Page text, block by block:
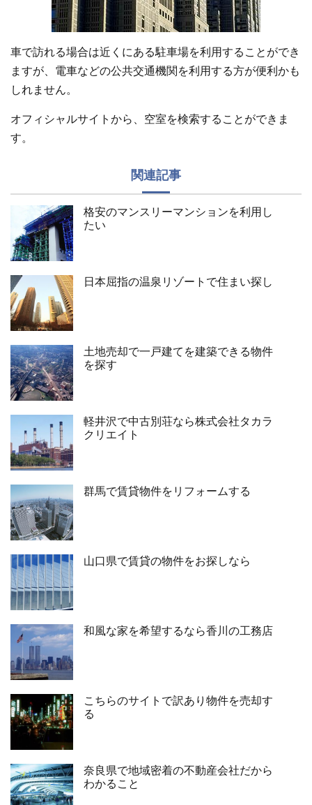
車で訪れる場合は近くにある駐車場を利用することができ
ますが、電車などの公共交通機関を利用する方が便利かも
しれません。
オフィシャルサイトから、空室を検索することができま
す。
関連記事
格安のマンスリーマンションを利用し
たい
日本屈指の温泉リゾートで住まい探し
土地売却で一戸建てを建築できる物件
を探す
軽井沢で中古別荘なら株式会社タカラ
クリエイト
群馬で賃貸物件をリフォームする
山口県で賃貸の物件をお探しなら
和風な家を希望するなら香川の工務店
こちらのサイトで訳あり物件を売却す
る
奈良県で地域密着の不動産会社だから
わかること